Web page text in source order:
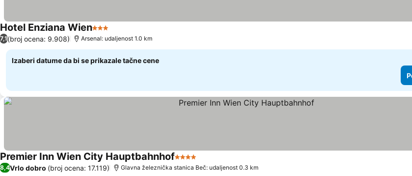
Hotel Enziana Wien3 Zvezdice
7,1(broj ocena: 9.908) Arsenal: udaljenost 1.0 km
Izaberi datume da bi se prikazale tačne cene
Premier Inn Wien City Hauptbahnhof4 Zvezdice
8,4Vrlo dobro (broj ocena: 17.119) Glavna železnička stanica Beč: udaljenost 0.3 km